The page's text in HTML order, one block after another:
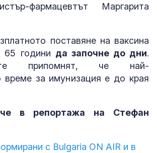
фармацевтът Маргарита
поставяне на ваксина
65 години да започне до дни.
припомнят, че най-
за имунизация е до края
в репортажа на Стефан
с Bulgaria ON AIR и в